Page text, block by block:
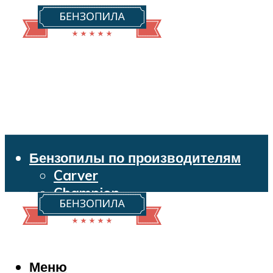
Бензопилы по производителям
Carver
Champion
Echo
Husqvarna
Makita
Меню